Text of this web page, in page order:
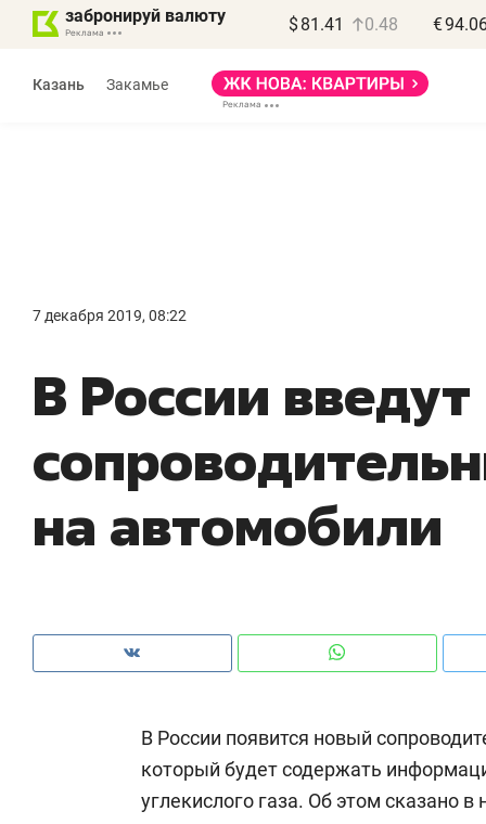
забронируй валюту $ 81.41 0.48 €
Казань Закамье
7 декабря 2019, 08:22
В России
на автомобили
В России появится новый
который будет содержать
углекислого газа. Об этом сказано
правил, бизнес может
потерять минимум
Как бизнесу выйти на зарубежные
рынки, почему надо знать аксакалов и
чем интересен Оман?